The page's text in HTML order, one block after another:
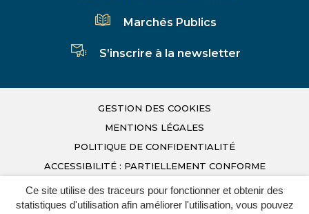
Ce site utilise des traceurs pour fonctionner et obtenir des
statistiques d'utilisation afin améliorer l'utilisation, vous pouvez
Infos Déchets
Marchés Publics
S’inscrire à la newsletter
GESTION DES COOKIES
MENTIONS LÉGALES
POLITIQUE DE CONFIDENTIALITÉ
ACCESSIBILITÉ : PARTIELLEMENT CONFORME
PLAN DU SITE